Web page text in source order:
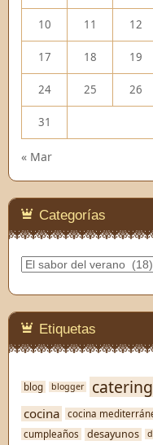
10 11 12
17 18 19
24 25 26
31
« Mar
Categorías
Categorías
Etiquetas
blog blogger catering
cocina cocina
cumpleaños desayunos